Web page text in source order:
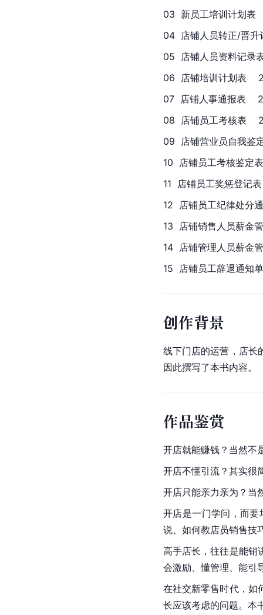
03  新员工培训计划表
04  店铺人员转正/晋升
05  店铺人员资料记录
06  店铺培训计划表
07  店铺人事通报表
08  店铺员工考核表
09  店铺营业员自我鉴定
10  店铺员工考核鉴定
11  店铺员工奖惩登记表
12  店铺员工纪律处分
13  店铺销售人员薪金管
14  店铺管理人员薪金管
15  店铺员工辞退通知
创作背景
线下门店的运营，店长
因此撰写了本书内容。
作品鉴赏
开店就能赚钱？当然不
开店不懂引流？其实很
开店只能亲力亲为？当
开店是一门学问，而
说、如何教店员销售技
高手店长，往往是能销
会激励、懂管理、能引
在社交新零售时代，如
长应该考虑的问题。本